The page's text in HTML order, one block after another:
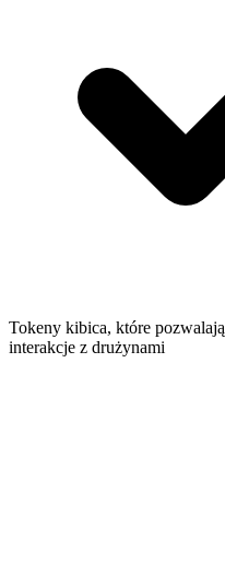
Tokeny kibica, które
interakcje z drużynami